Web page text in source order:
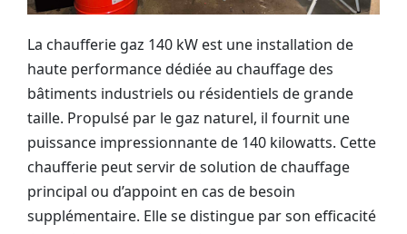
La chaufferie gaz 140 kW est une installation de
haute performance dédiée au chauffagedes
bâtiments industriels ou résidentiels de grande
taille. Propulsé par le gaz naturel, il fournit une
puissance impressionnante de 140 kilowatts. Cette
chaufferie peut servir de solution de chauffage
principal ou d’appoint en cas de besoin
supplémentaire. Elle se distingue par son efficacité